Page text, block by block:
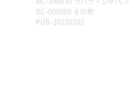
BC-000000 その他
PUB-20220202